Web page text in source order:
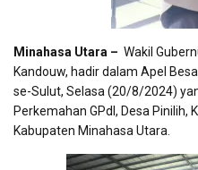
Minahasa Utara – Wakil
Kandouw, hadir dalam Apel
se-Sulut, Selasa (20/8/2024)
Perkemahan GPdI, Desa Pinilih,
Kabupaten Minahasa Utara.